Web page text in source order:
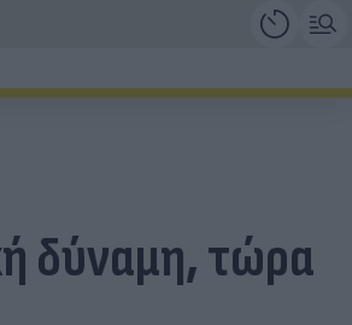
δύναμη, τώρα